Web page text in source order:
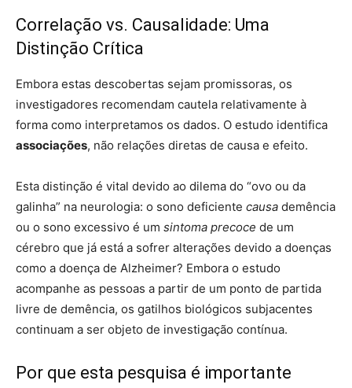
Correlação vs. Causalidade: Uma
Distinção Crítica
Embora estas descobertas sejam promissoras, os
investigadores recomendam cautela relativamente à
forma como interpretamos os dados. O estudo identifica
associações, não relações diretas de causa e efeito.
Esta distinção é vital devido ao dilema do “ovo ou da
galinha” na neurologia: o sono deficiente causa demência
ou o sono excessivo é um sintoma precoce de um
cérebro que já está a sofrer alterações devido a doenças
como a doença de Alzheimer? Embora o estudo
acompanhe as pessoas a partir de um ponto de partida
livre de demência, os gatilhos biológicos subjacentes
continuam a ser objeto de investigação contínua.
Por que esta pesquisa é importante